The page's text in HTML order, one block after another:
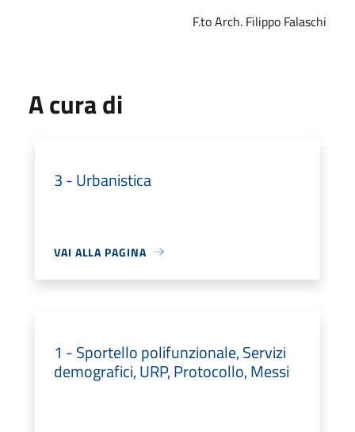
F.to Arch. Filippo Falaschi
A cura di
3 - Urbanistica
VAI ALLA PAGINA
1 - Sportello polifunzionale, Servizi
demografici, URP, Protocollo, Messi